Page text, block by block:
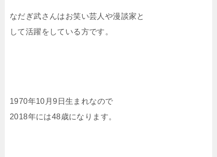
なだぎ武さんはお笑い芸人や漫談家と
して活躍をしている方です。
1970年10月9日生まれなので
2018年には48歳になります。